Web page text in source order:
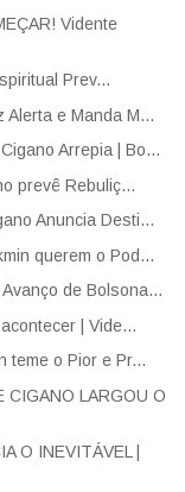
Vidente
Prev...
Alerta e Manda M...
Arrepia | Bo...
prevê Rebuliç...
Anuncia Desti...
querem o Pod...
de Bolsona...
| Vide...
teme o Pior e Pr...
CIGANO LARGOU O
O INEVITÁVEL |